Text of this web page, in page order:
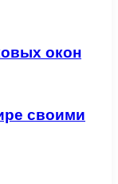
окон
своими